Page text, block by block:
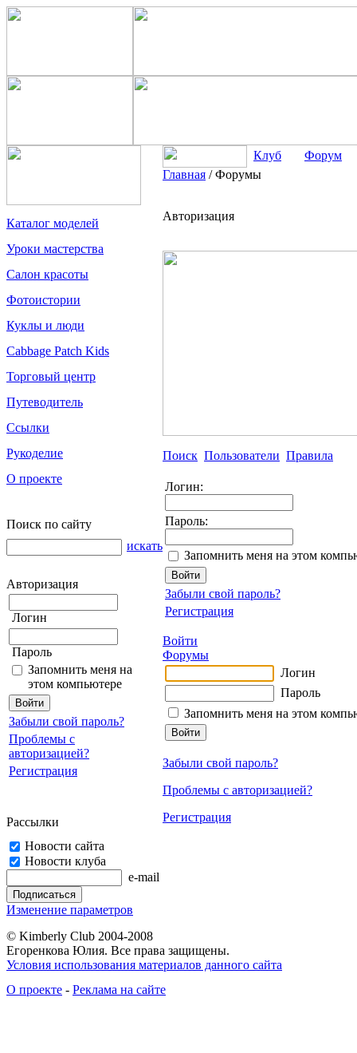
Каталог моделей
Уроки мастерства
Салон красоты
Фотоистории
Куклы и люди
Cabbage Patch Kids
Торговый центр
Путеводитель
Ссылки
Рукоделие
О проекте
Поиск по сайту
искать
Авторизация
Логин
Пароль
Запомнить меня на
этом компьютере
Забыли свой пароль?
Проблемы с
авторизацией?
Регистрация
Рассылки
Новости сайта
Новости клуба
e-mail
Изменение параметров
Клуб
Форум
Главная /Форумы
Авторизация
Поиск Пользователи Правила
Логин:
Пароль:
Запомнить меня на этом
Забыли свой пароль?
Регистрация
Войти
Форумы
Логин
Пароль
Запомнить меня на этом
Забыли свой пароль?
Проблемы с авторизацией?
Регистрация
© Kimberly Club 2004-2008
Егоренкова Юлия. Все права защищены.
Условия использования материалов данного сайта
О проекте - Реклама на сайте